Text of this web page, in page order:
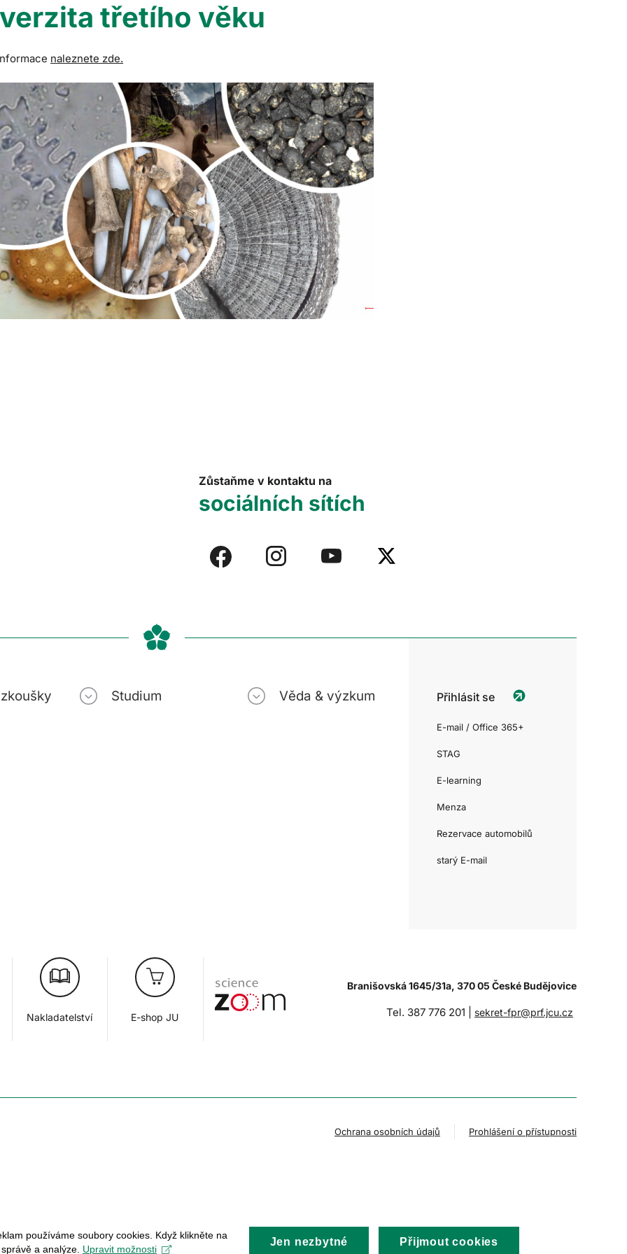
třetího věku
naleznete zde.
Zůstaňme v kontaktu na
sociálních sítích
Studium Věda & výzkum Přihlásit se
E-mail / Office 365+
STAG
E-learning
Menza
Rezervace automobilů
starý E-mail
Nakladatelství E-shop JU
Branišovská 1645/31a, 370 05 České Budějovice
Tel. 387 776 201 | sekret-fpr@prf.jcu.cz
Ochrana osobních údajů Prohlášení o přístupnosti
používáme soubory cookies. Když klikněte na
a analýze. Upravit možnosti
Jen nezbytné Přijmout cookies